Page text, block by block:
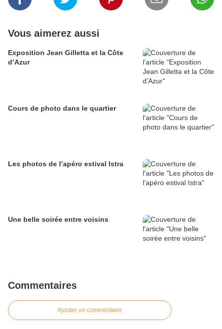
Vous aimerez aussi
Exposition Jean Gilletta et la Côte
d’Azur
Cours de photo dans le quartier
Les photos de l’apéro estival Istra
Une belle soirée entre voisins
Commentaires
Ajouter un commentaire